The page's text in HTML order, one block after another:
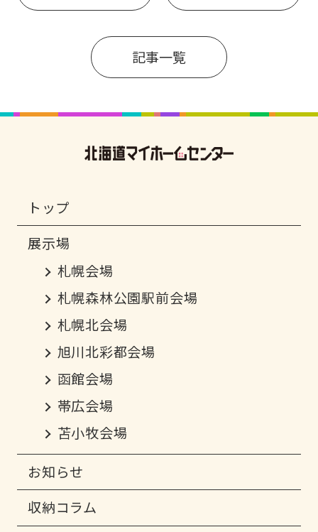
記事一覧
トップ
札幌会場
札幌森林公園駅前会場
札幌北会場
旭川北彩都会場
函館会場
帯広会場
苫小牧会場
お知らせ
収納コラム